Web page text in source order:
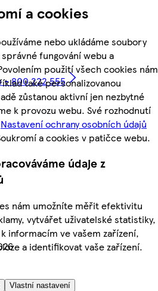
a cookies
nebo ukládáme soubory
fungování webu a
použití všech cookies nám
také personalizovanou
zůstanou aktivní jen nezbytné
k provozu webu. Své rozhodnutí
Nastavení ochrany osobních údajů
a cookies v patičce webu.
údaje z
nám umožníte měřit efektivitu
vytvářet uživatelské statistiky,
informacím ve vašem zařízení,
a identifikovat vaše zařízení.
Vlastní nastavení
- 800 222 555